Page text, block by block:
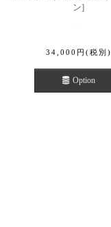
ン]
34,000 円 (税別)
Option